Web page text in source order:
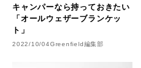
キャンパーなら持っておきたい
「オールウェザーブランケッ
ト」
2022/10/04Greenfield編集部